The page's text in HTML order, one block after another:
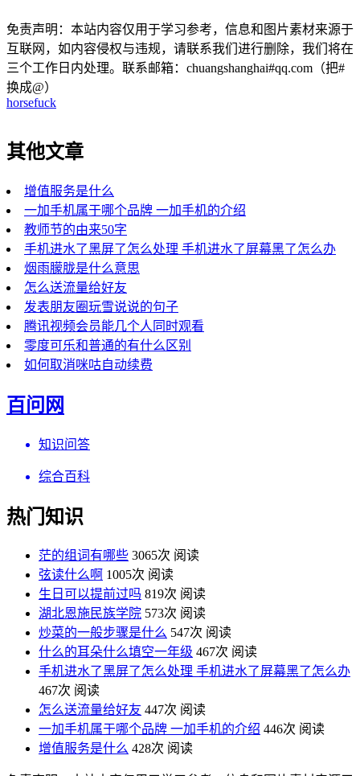
免责声明：本站内容仅用于学习参考，信息和图片素材来源于
互联网，如内容侵权与违规，请联系我们进行删除，我们将在
三个工作日内处理。联系邮箱：chuangshanghai#qq.com（把#
换成@）
horsefuck
其他文章
增值服务是什么
一加手机属于哪个品牌 一加手机的介绍
教师节的由来50字
手机进水了黑屏了怎么处理 手机进水了屏幕黑了怎么办
烟雨朦胧是什么意思
怎么送流量给好友
发表朋友圈玩雪说说的句子
腾讯视频会员能几个人同时观看
零度可乐和普通的有什么区别
如何取消咪咕自动续费
百问网
知识问答
综合百科
热门知识
茫的组词有哪些 3065次 阅读
弦读什么啊 1005次 阅读
生日可以提前过吗 819次 阅读
湖北恩施民族学院 573次 阅读
炒菜的一般步骤是什么 547次 阅读
什么的耳朵什么填空一年级 467次 阅读
手机进水了黑屏了怎么处理 手机进水了屏幕黑了怎么办
467次 阅读
怎么送流量给好友 447次 阅读
一加手机属于哪个品牌 一加手机的介绍 446次 阅读
增值服务是什么 428次 阅读